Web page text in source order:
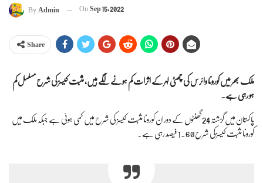
ByAdmin OnSep 15, 2022
Share
ملک بھر میں کورونا وائرس کی چھٹی لہر کے اثرات کم ہونے لگے ہیں، مثبت کیسز کی شرح مسلسل کم
ہو رہی ہے۔
پاکستان میں گزشتہ 24 گھنٹوں کے دوران کورونا مثبت کیسز کی شرح میں کمی ہوئی ہے جبکہ ملک میں
کورونا مثبت کیسزکی شرح 1.60 فیصد رہی ہے۔